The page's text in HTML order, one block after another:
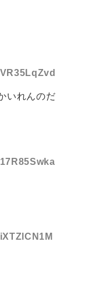
いれんのだ